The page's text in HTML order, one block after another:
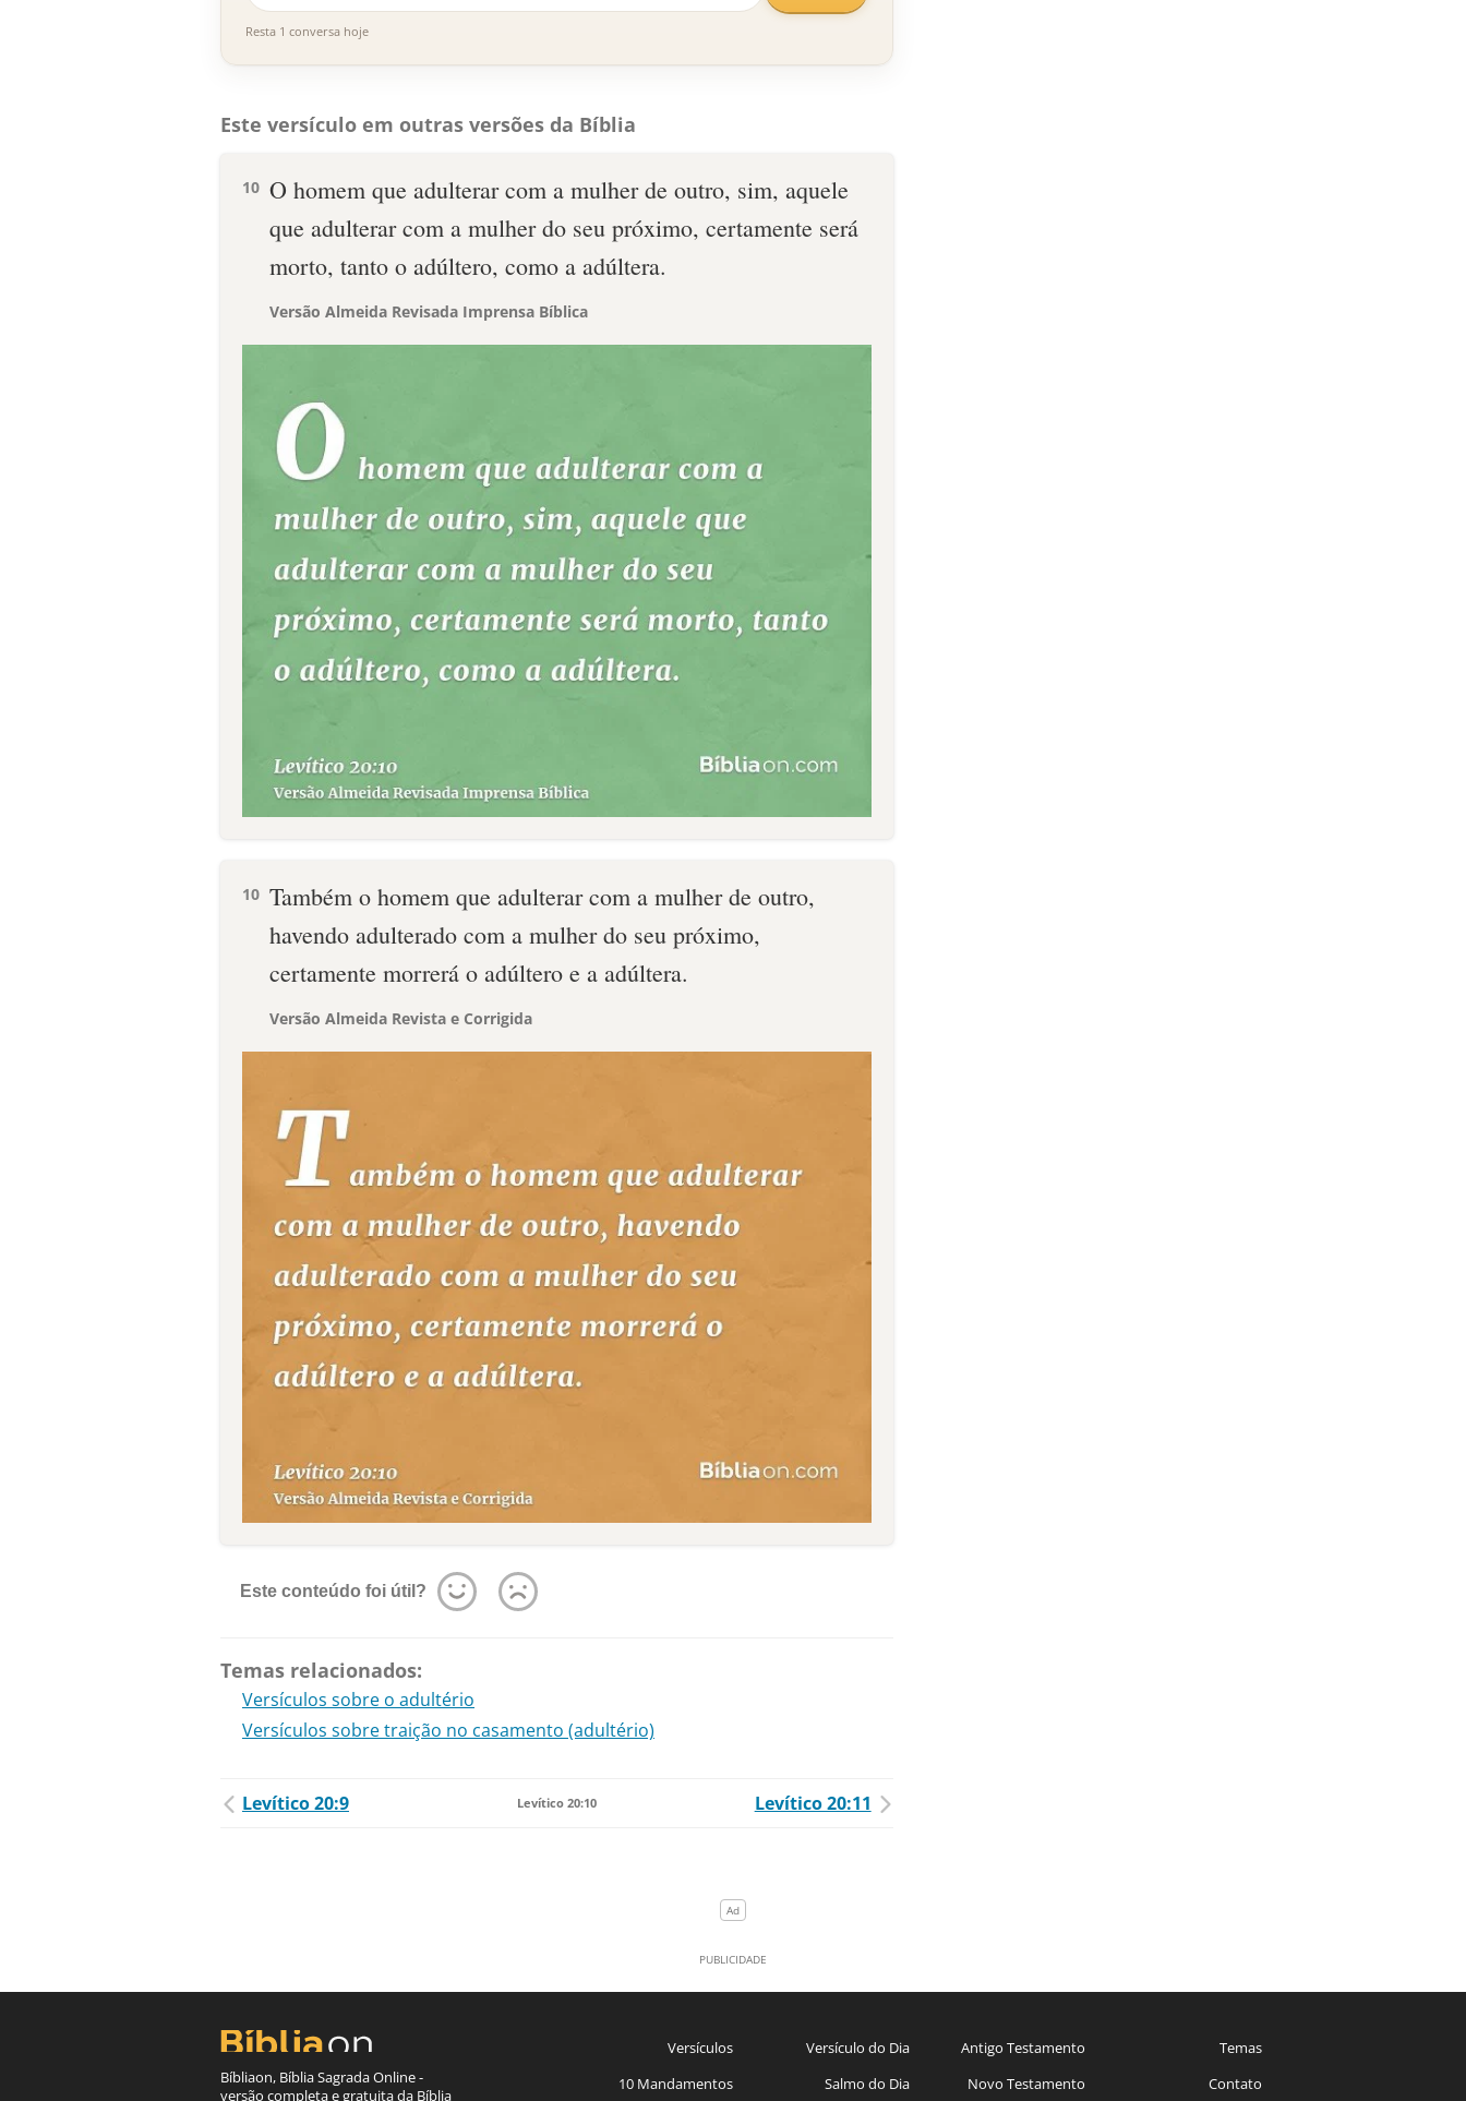
Resta 1 conversa hoje
Este versículo em outras versões da Bíblia
10 O homem que adulterar com a mulher de outro, sim, aquele
que adulterar com a mulher do seu próximo, certamente será
morto, tanto o adúltero, como a adúltera.
Versão Almeida Revisada Imprensa Bíblica
10 Também o homem que adulterar com a mulher de outro,
havendo adulterado com a mulher do seu próximo,
certamente morrerá o adúltero e a adúltera.
Versão Almeida Revista e Corrigida
Este conteúdo foi útil?
Temas relacionados:
Versículos sobre o adultério
Versículos sobre traição no casamento (adultério)
Levítico 20:9 Levítico 20:10 Levítico 20:11
Bíbliaon, Bíblia Sagrada Online -
versão completa e gratuita da Bíblia
Versículos
10 Mandamentos
Versículo do Dia
Salmo do Dia
Antigo Testamento
Novo Testamento
Temas
Contato